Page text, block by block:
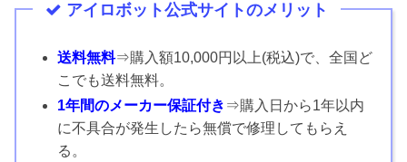
アイロボット公式サイトのメリット
送料無料⇒購入額10,000円以上(税込)で、全国ど
こでも送料無料。
1年間のメーカー保証付き ⇒購入日から1年以内
に不具合が発生したら無償で修理してもらえ
る。